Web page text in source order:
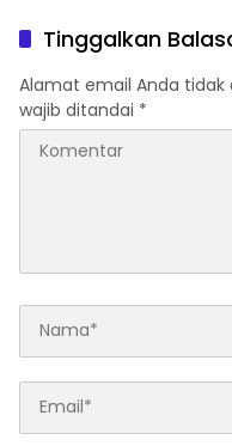
Tinggalkan
Alamat email Anda tidak
wajib ditandai *